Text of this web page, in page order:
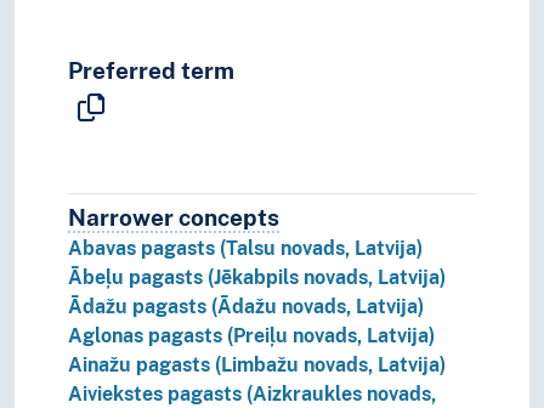
Preferred term
Narrower conceptsNarrower concepts.
Abavas pagasts (Talsu novads, Latvija)
Ābeļu pagasts (Jēkabpils novads, Latvija)
Ādažu pagasts (Ādažu novads, Latvija)
Aglonas pagasts (Preiļu novads, Latvija)
Ainažu pagasts (Limbažu novads, Latvija)
Aiviekstes pagasts (Aizkraukles novads,